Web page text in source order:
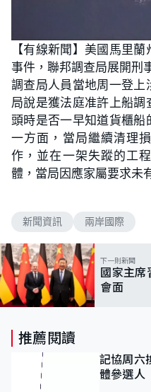
【有線新聞】美國馬里
事件，聯邦調查局展開刑
調查局人員當地周一登
局說是獲法庭准許上船
頭時是否一早知道貨櫃船
一方面，當局繼續清理
作，並在一架失蹤的工
體，當局因應家屬要求未
新聞資訊 兩岸國際
下一則新聞
國家主席
會面
推薦閱讀
記協周六
體參選人